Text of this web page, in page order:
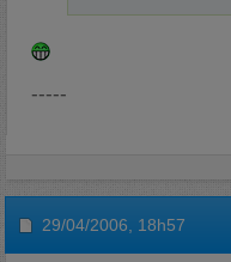
-----
29/04/2006, 18h57